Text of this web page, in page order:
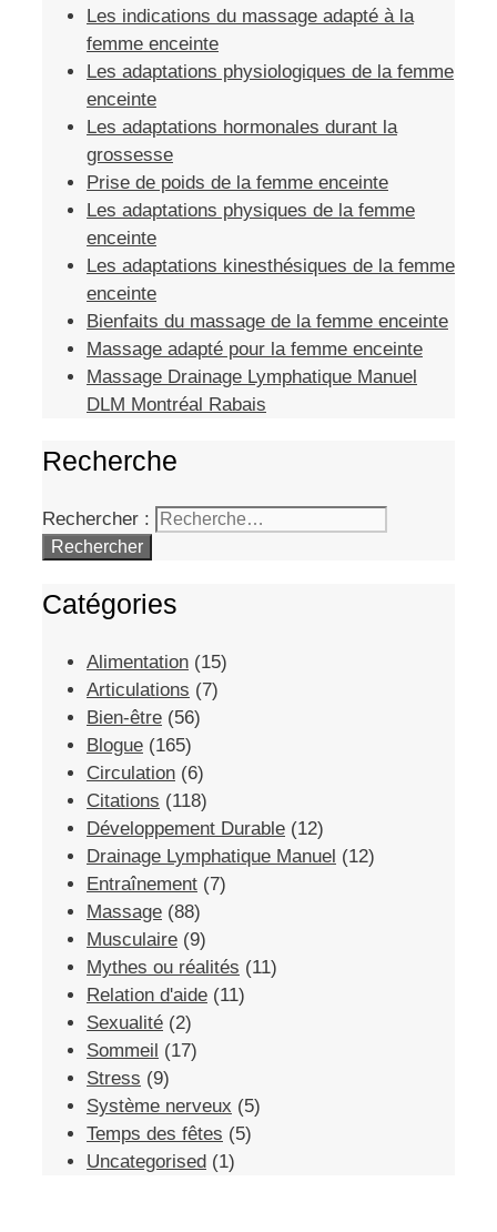
Les indications du massage adapté à la
femme enceinte
Les adaptations physiologiques de la femme
enceinte
Les adaptations hormonales durant la
grossesse
Prise de poids de la femme enceinte
Les adaptations physiques de la femme
enceinte
Les adaptations kinesthésiques de la femme
enceinte
Bienfaits du massage de la femme enceinte
Massage adapté pour la femme enceinte
Massage Drainage Lymphatique Manuel
DLM Montréal Rabais
Recherche
Rechercher :
Catégories
Alimentation (15)
Articulations (7)
Bien-être (56)
Blogue (165)
Circulation (6)
Citations (118)
Développement Durable (12)
Drainage Lymphatique Manuel (12)
Entraînement (7)
Massage (88)
Musculaire (9)
Mythes ou réalités (11)
Relation d'aide (11)
Sexualité (2)
Sommeil (17)
Stress (9)
Système nerveux (5)
Temps des fêtes (5)
Uncategorised (1)